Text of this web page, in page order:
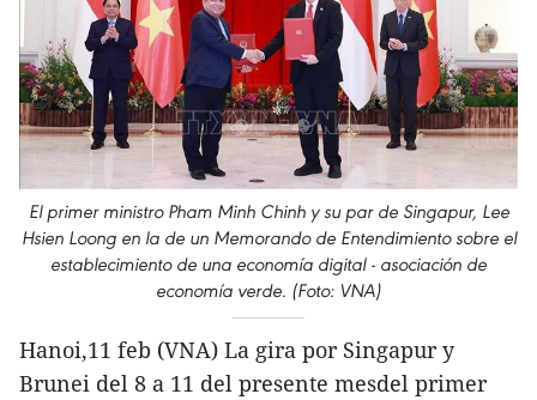
El primer ministro Pham Minh Chinh y su par de Singapur, Lee
Hsien Loong en la de un Memorando de Entendimiento sobre el
establecimiento de una economía digital - asociación de
economía verde. (Foto: VNA)
Hanoi,11 feb (VNA) La gira por Singapur y
Brunei del 8 a 11 del presente mesdel primer